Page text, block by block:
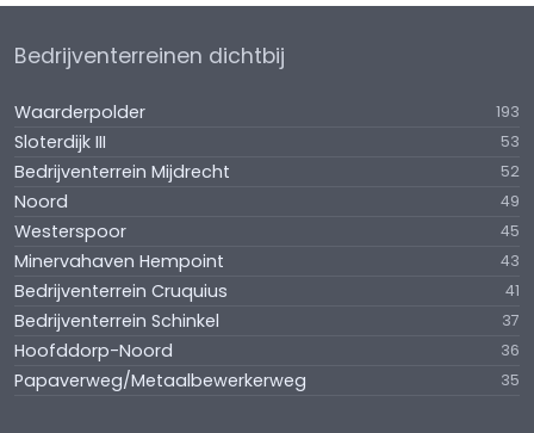
Bedrijventerreinen dichtbij
Waarderpolder 193
Sloterdijk III 53
Bedrijventerrein Mijdrecht 52
Noord 49
Westerspoor 45
Minervahaven Hempoint 43
Bedrijventerrein Cruquius 41
Bedrijventerrein Schinkel 37
Hoofddorp-Noord 36
Papaverweg/Metaalbewerkerweg 35